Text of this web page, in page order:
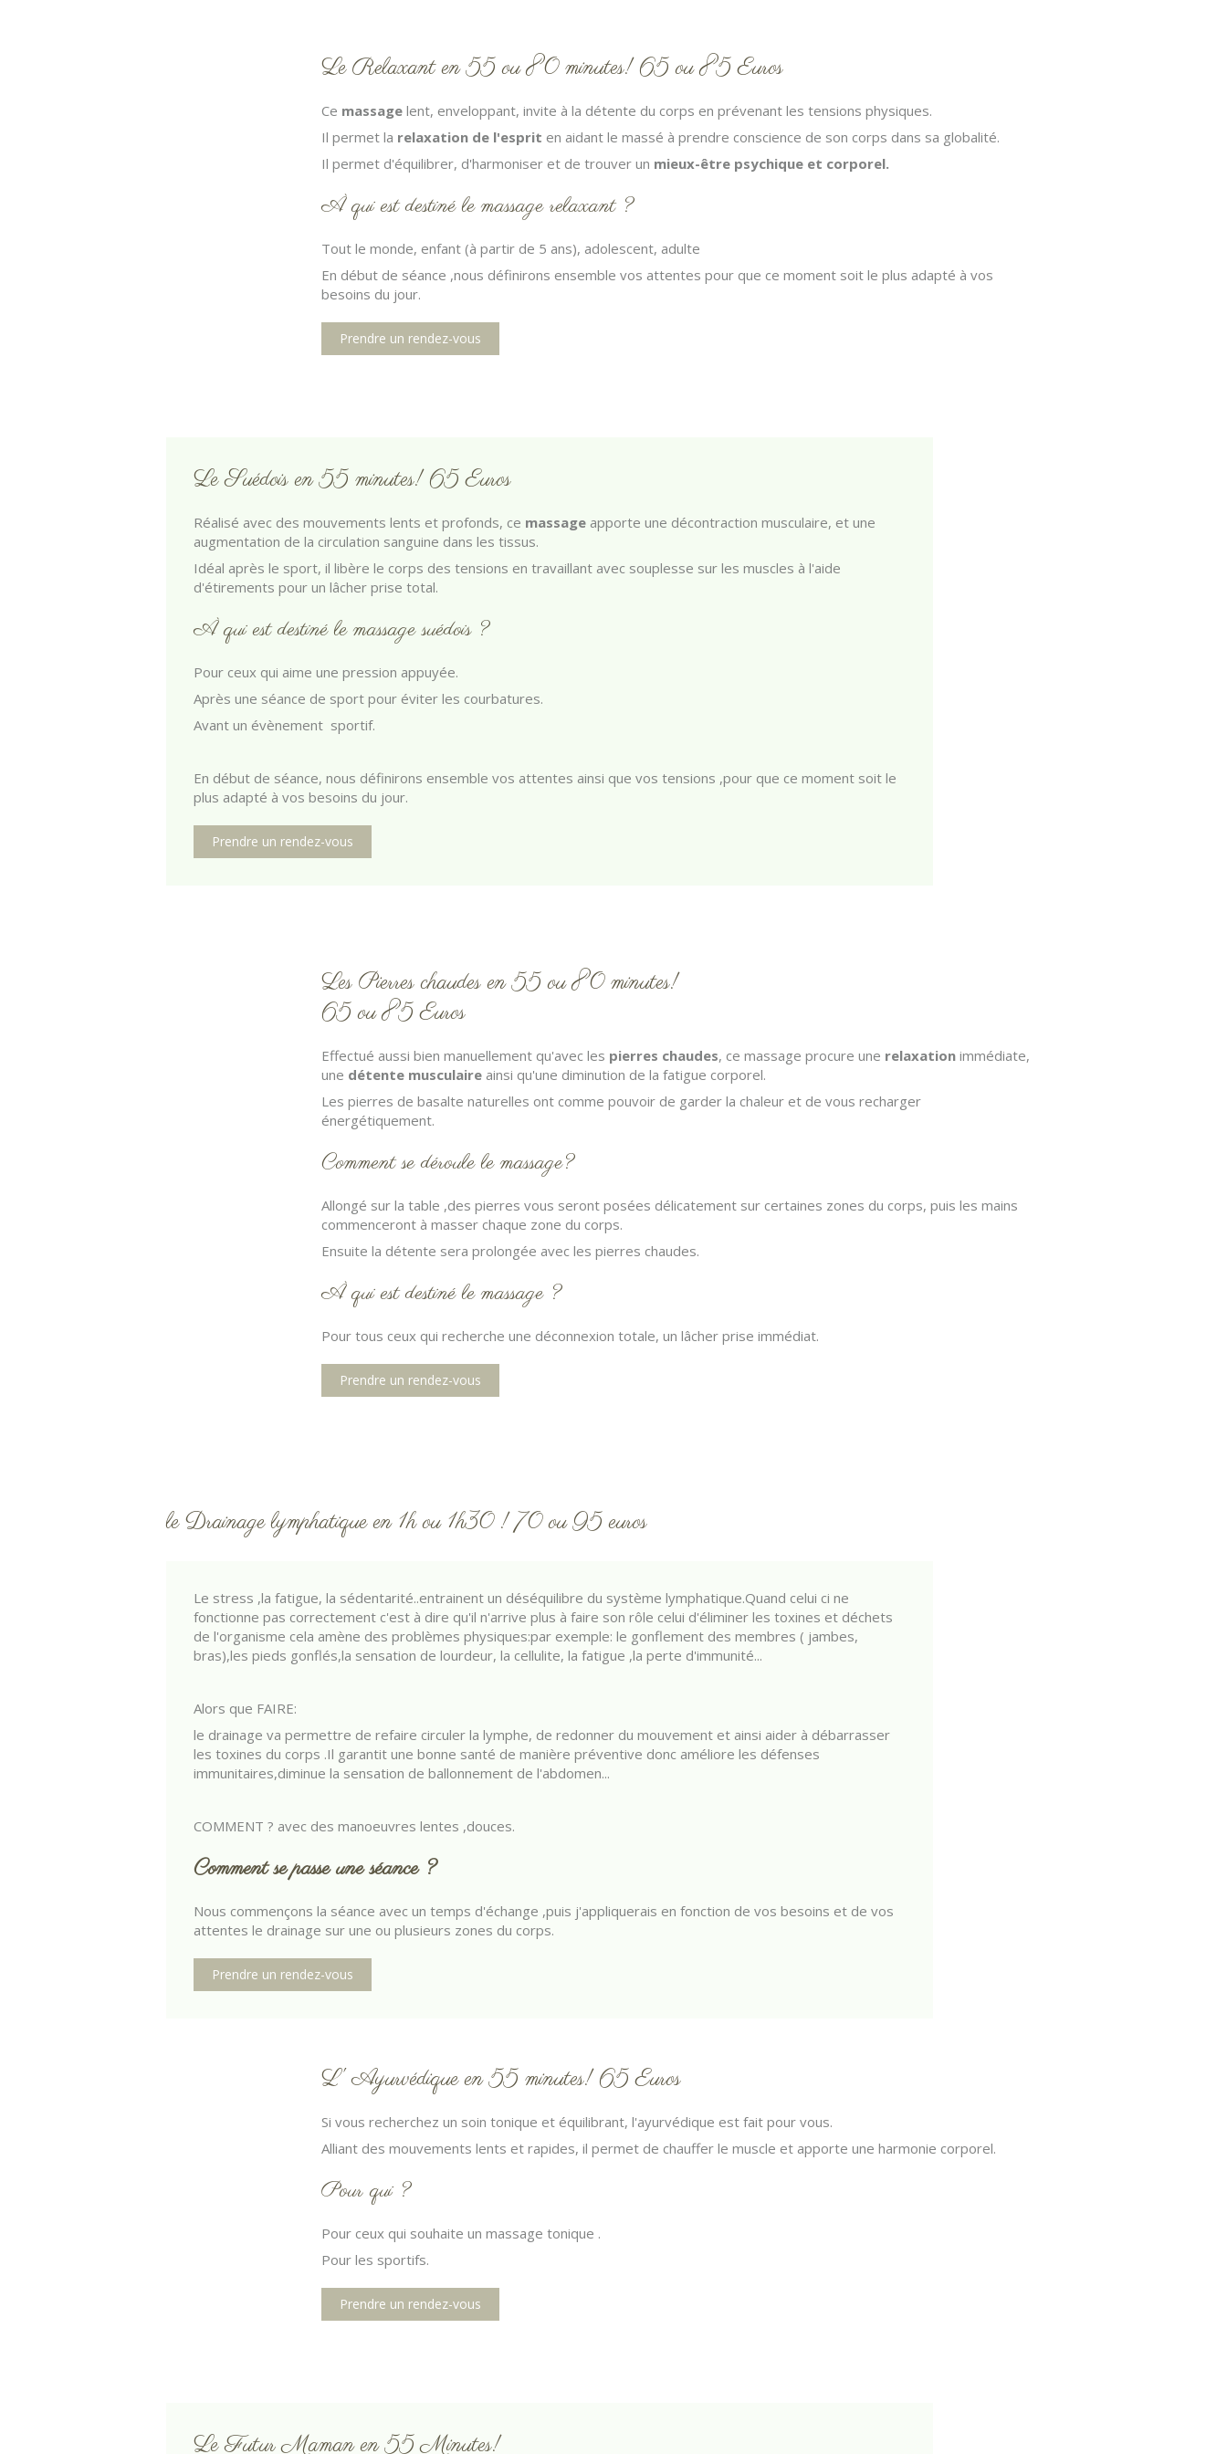
Le Relaxant en 55 ou 80 minutes! 65 ou 85 Euros
Ce massage lent, enveloppant, invite à la détente du corps en prévenant les tensions physiques.
Il permet la relaxation de l'esprit en aidant le massé à prendre conscience de son corps dans sa globalité.
Il permet d'équilibrer, d'harmoniser et de trouver un mieux-être psychique et corporel.
À qui est destiné le massage relaxant ?
Tout le monde, enfant (à partir de 5 ans), adolescent, adulte
En début de séance ,nous définirons ensemble vos attentes pour que ce moment soit le plus adapté à vos
besoins du jour.
Prendre un rendez-vous
Le Suédois en 55 minutes! 65 Euros
Réalisé avec des mouvements lents et profonds, ce massage apporte une décontraction musculaire, et une
augmentation de la circulation sanguine dans les tissus.
Idéal après le sport, il libère le corps des tensions en travaillant avec souplesse sur les muscles à l'aide
d'étirements pour un lâcher prise total.
À qui est destiné le massage suédois ?
Pour ceux qui aime une pression appuyée.
Après une séance de sport pour éviter les courbatures.
Avant un évènement sportif.
En début de séance, nous définirons ensemble vos attentes ainsi que vos tensions ,pour que ce moment soit le
plus adapté à vos besoins du jour.
Prendre un rendez-vous
Les Pierres chaudes en 55 ou 80 minutes!
65 ou 85 Euros
Effectué aussi bien manuellement qu'avec les pierres chaudes, ce massage procure une relaxation immédiate,
une détente musculaire ainsi qu'une diminution de la fatigue corporel.
Les pierres de basalte naturelles ont comme pouvoir de garder la chaleur et de vous recharger
énergétiquement.​
Comment se déroule le massage?
Allongé sur la table ,des pierres vous seront posées délicatement sur certaines zones du corps, puis les mains
commenceront à masser chaque zone du corps.
Ensuite la détente sera prolongée avec les pierres chaudes.
À qui est destiné le massage ?
Pour tous ceux qui recherche une déconnexion totale, un lâcher prise immédiat.
Prendre un rendez-vous
le Drainage lymphatique en 1h ou 1h30 ! 70 ou 95 euros
Le stress ,la fatigue, la sédentarité..entrainent un déséquilibre du système lymphatique.Quand celui ci ne
fonctionne pas correctement c'est à dire qu'il n'arrive plus à faire son rôle celui d'éliminer les toxines et déchets
de l'organisme cela amène des problèmes physiques:par exemple: le gonflement des membres ( jambes,
bras),les pieds gonflés,la sensation de lourdeur, la cellulite, la fatigue ,la perte d'immunité...
Alors que FAIRE:
le drainage va permettre de refaire circuler la lymphe, de redonner du mouvement et ainsi aider à débarrasser
les toxines du corps .Il garantit une bonne santé de manière préventive donc améliore les défenses
immunitaires,diminue la sensation de ballonnement de l'abdomen...
COMMENT ? avec des manoeuvres lentes ,douces.
Comment se passe une séance ?
Nous commençons la séance avec un temps d'échange ,puis j'appliquerais en fonction de vos besoins et de vos
attentes le drainage sur une ou plusieurs zones du corps.
Prendre un rendez-vous
L' Ayurvédique en 55 minutes! 65 Euros
Si vous recherchez un soin tonique et équilibrant, l'ayurvédique est fait pour vous.
Alliant des mouvements lents et rapides, il permet de chauffer le muscle et apporte une harmonie corporel.
Pour qui ?
Pour ceux qui souhaite un massage tonique .
Pour les sportifs.
Prendre un rendez-vous
Le Futur Maman en 55 Minutes!